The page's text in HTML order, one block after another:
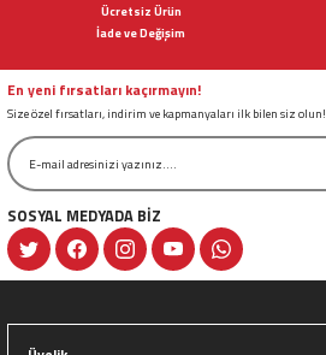
Ürün bilgilerinde hatalar bulunuyor.
Bu ürüne benzer farklı alternatifler olmalı.
Ücretsiz Ürün
İade ve Değişim
En yeni fırsatları kaçırmayın!
Size özel fırsatları, indirim ve kapmanyaları ilk bilen siz olun!
SOSYAL MEDYADA BİZ